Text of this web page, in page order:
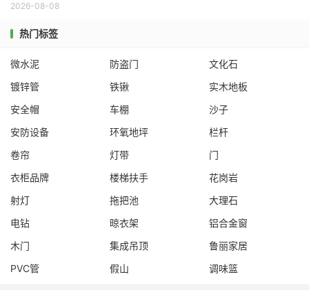
2026-08-08
热门标签
微水泥 防盗门
文化石
镀锌管
铁锹
实木地板
安全帽
车棚
沙子
安防设备
环氧地坪
栏杆
卷帘
灯带
门
衣柜品牌
楼梯扶手
花岗岩
射灯
拖把池
大理石
电钻
晾衣架
铝合金窗
木门
集成吊顶
鲁丽家居
PVC管
假山 调味篮